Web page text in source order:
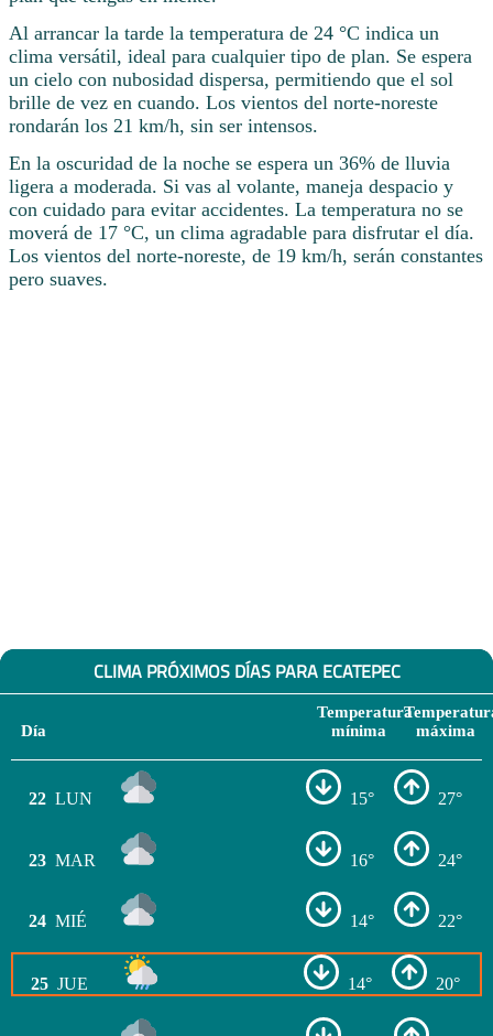
Al arrancar la tarde la temperatura de 24 °C indica un
clima versátil, ideal para cualquier tipo de plan. Se espera
un cielo con nubosidad dispersa, permitiendo que el sol
brille de vez en cuando. Los vientos del norte-noreste
rondarán los 21 km/h, sin ser intensos.
En la oscuridad de la noche se espera un 36% de lluvia
ligera a moderada. Si vas al volante, maneja despacio y
con cuidado para evitar accidentes. La temperatura no se
moverá de 17 °C, un clima agradable para disfrutar el día.
Los vientos del norte-noreste, de 19 km/h, serán constantes
pero suaves.
CLIMA PRÓXIMOS DÍAS PARA ECATEPEC
Día
Temperatura
mínima
máxima
22 LUN 15° 27°
23 MAR 16° 24°
24 MIÉ 14° 22°
25 JUE 14° 20°